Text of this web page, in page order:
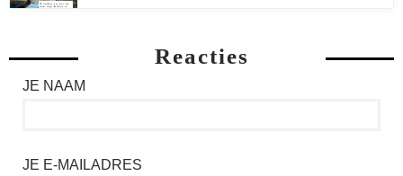
Reacties
JE NAAM
JE E-MAILADRES